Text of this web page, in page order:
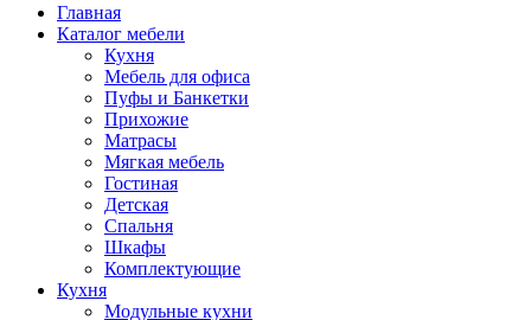
Главная
Каталог мебели
Кухня
Мебель для офиса
Пуфы и Банкетки
Прихожие
Матрасы
Мягкая мебель
Гостиная
Детская
Спальня
Шкафы
Комплектующие
Кухня
Модульные кухни